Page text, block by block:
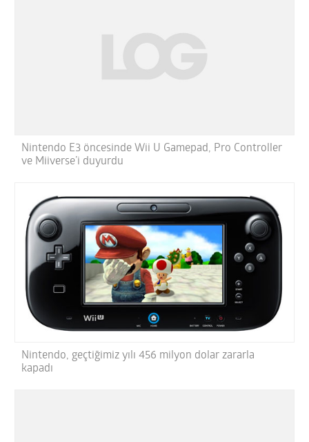
Nintendo E3 öncesinde Wii U Gamepad, Pro Controller
ve Miiverse’i duyurdu
Nintendo, geçtiğimiz yılı 456 milyon dolar zararla
kapadı